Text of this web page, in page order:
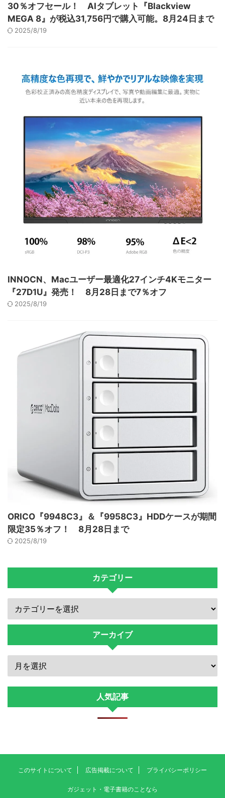
30％オフセール！ AIタブレット『Blackview
MEGA 8』が税込31,756円で購入可能。8月24日まで
2025/8/19
INNOCN、Macユーザー最適化27インチ4Kモニター
『27D1U』発売！ 8月28日まで7％オフ
2025/8/19
ORICO『9948C3』＆『9958C3』HDDケースが期間
限定35％オフ！ 8月28日まで
2025/8/19
カテゴリー
アーカイブ
人気記事
このサイトについて 広告掲載について プライバシーポリシー
ガジェット・電子書籍のことなら